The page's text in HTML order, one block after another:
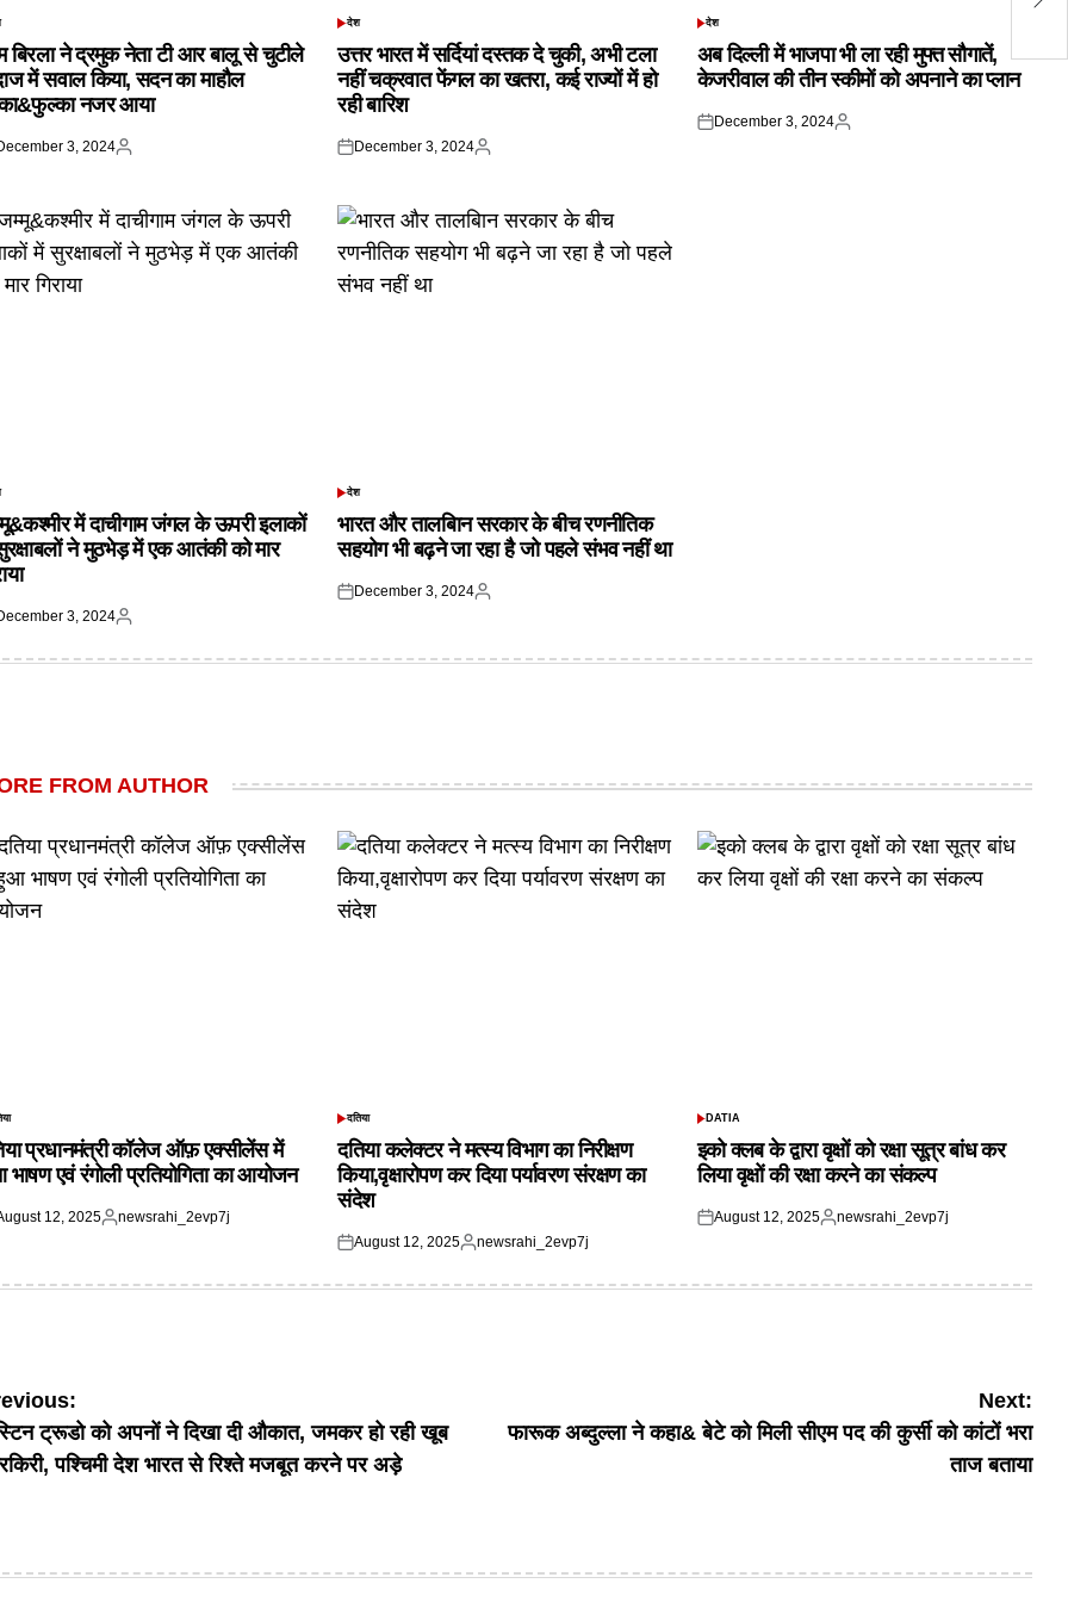
बिरला ने द्रमुक नेता टी आर बालू से चुटीले
में सवाल किया, सदन का माहौल
नजर आया
3, 2024
Posted
POSTED
देश
उत्तर भारत में सर्दियां दस्तक दे चुकी, अभी टला
नहीं चक्रवात फेंगल का खतरा, कई राज्यों में हो
रही बारिश
Posted
December 3, 2024
Posted
POSTED
देश
अब दिल्ली में भाजपा भी ला रही मुफ्त सौगातें,
केजरीवाल की तीन स्कीमों को अपनाने का प्लान
Posted
December 3, 2024
Posted
में दाचीगाम जंगल के ऊपरी इलाकों
ने मुठभेड़ में एक आतंकी को मार
3, 2024
Posted
POSTED
देश
भारत और तालबिान सरकार के बीच रणनीतिक
सहयोग भी बढ़ने जा रहा है जो पहले संभव नहीं था
Posted
December 3, 2024
Posted
FROM AUTHOR
प्रधानमंत्री कॉलेज ऑफ़ एक्सीलेंस में
एवं रंगोली प्रतियोगिता का आयोजन
12, 2025
Posted
newsrahi_2evp7j
POSTED
दतिया
दतिया कलेक्टर ने मत्स्य विभाग का निरीक्षण
किया,वृक्षारोपण कर दिया पर्यावरण संरक्षण का
संदेश
Posted
August 12, 2025
Posted
newsrahi_2evp7j
POSTED
DATIA
इको क्लब के द्वारा वृक्षों को रक्षा सूत्र बांध कर
लिया वृक्षों की रक्षा करने का संकल्प
Posted
August 12, 2025
Posted
newsrahi_2evp7j
ट्रूडो को अपनों ने दिखा दी औकात, जमकर हो रही खूब
पश्चिमी देश भारत से रिश्ते मजबूत करने पर अड़े
Next:
फारूक अब्दुल्ला ने कहा& बेटे को मिली सीएम पद की कुर्सी को कांटों भरा
ताज बताया